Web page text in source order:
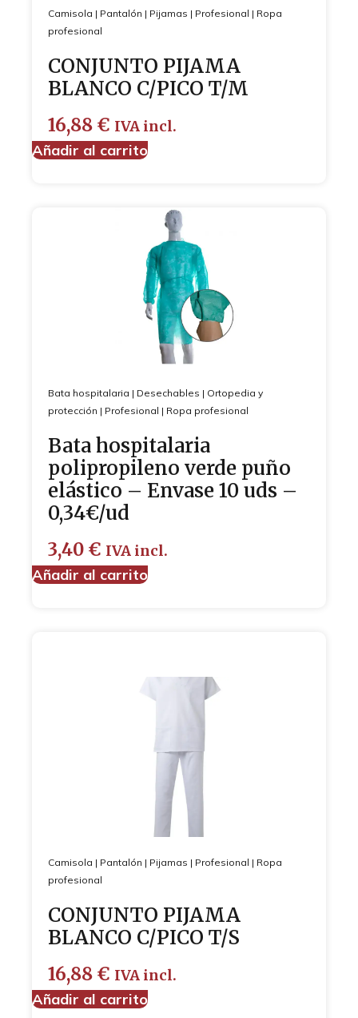
Camisola | Pantalón | Pijamas | Profesional | Ropa
profesional
CONJUNTO PIJAMA
BLANCO C/PICO T/M
16,88 € IVA incl.
Añadir al carrito
Bata hospitalaria | Desechables | Ortopedia y
protección | Profesional | Ropa profesional
Bata hospitalaria
polipropileno verde puño
elástico – Envase 10 uds –
0,34€/ud
3,40 € IVA incl.
Añadir al carrito
Camisola | Pantalón | Pijamas | Profesional | Ropa
profesional
CONJUNTO PIJAMA
BLANCO C/PICO T/S
16,88 € IVA incl.
Añadir al carrito